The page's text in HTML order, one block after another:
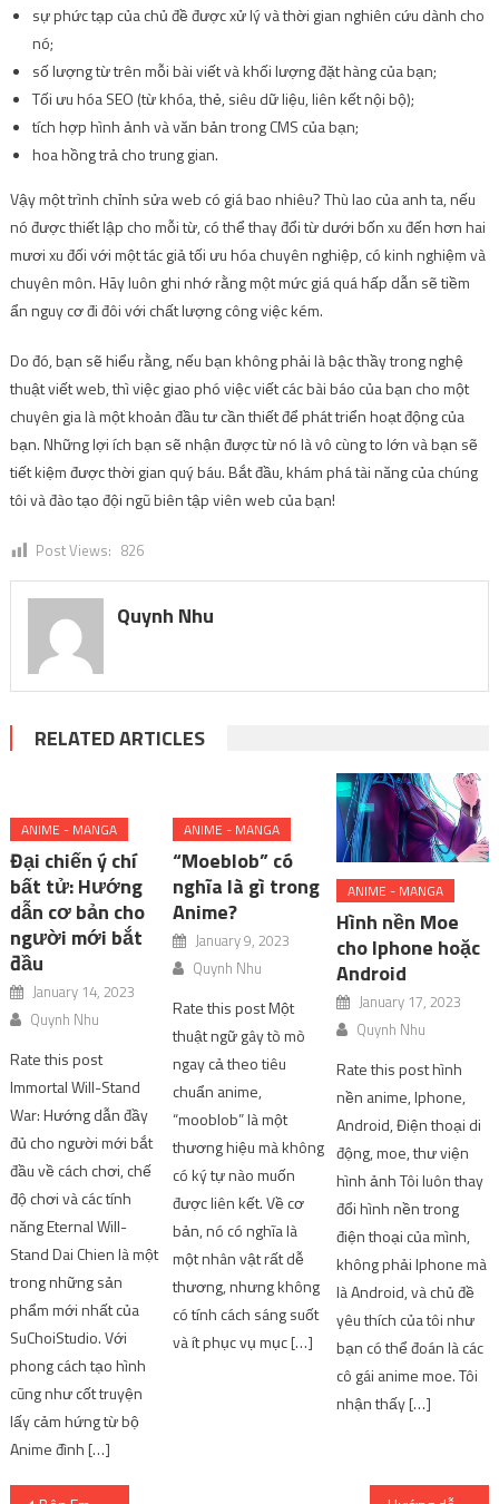
sự phức tạp của chủ đề được xử lý và thời gian nghiên cứu dành cho
nó;
số lượng từ trên mỗi bài viết và khối lượng đặt hàng của bạn;
Tối ưu hóa SEO (từ khóa, thẻ, siêu dữ liệu, liên kết nội bộ);
tích hợp hình ảnh và văn bản trong CMS của bạn;
hoa hồng trả cho trung gian.
Vậy một trình chỉnh sửa web có giá bao nhiêu? Thù lao của anh ta, nếu
nó được thiết lập cho mỗi từ, có thể thay đổi từ dưới bốn xu đến hơn hai
mươi xu đối với một tác giả tối ưu hóa chuyên nghiệp, có kinh nghiệm và
chuyên môn. Hãy luôn ghi nhớ rằng một mức giá quá hấp dẫn sẽ tiềm
ẩn nguy cơ đi đôi với chất lượng công việc kém.
Do đó, bạn sẽ hiểu rằng, nếu bạn không phải là bậc thầy trong nghệ
thuật viết web, thì việc giao phó việc viết các bài báo của bạn cho một
chuyên gia là một khoản đầu tư cần thiết để phát triển hoạt động của
bạn. Những lợi ích bạn sẽ nhận được từ nó là vô cùng to lớn và bạn sẽ
tiết kiệm được thời gian quý báu. Bắt đầu, khám phá tài năng của chúng
tôi và đào tạo đội ngũ biên tập viên web của bạn!
Post Views: 826
Quynh Nhu
RELATED ARTICLES
ANIME - MANGA
Đại chiến ý chí
bất tử: Hướng
dẫn cơ bản cho
người mới bắt
đầu
January 14, 2023
Quynh Nhu
Rate this post
Immortal Will-Stand
War: Hướng dẫn đầy
đủ cho người mới bắt
đầu về cách chơi, chế
độ chơi và các tính
năng Eternal Will-
Stand Dai Chien là một
trong những sản
phẩm mới nhất của
SuChoiStudio. Với
phong cách tạo hình
cũng như cốt truyện
lấy cảm hứng từ bộ
Anime đình […]
ANIME - MANGA
“Moeblob” có
nghĩa là gì trong
Anime?
January 9, 2023
Quynh Nhu
Rate this post Một
thuật ngữ gây tò mò
ngay cả theo tiêu
chuẩn anime,
“mooblob” là một
thương hiệu mà không
có ký tự nào muốn
được liên kết. Về cơ
bản, nó có nghĩa là
một nhân vật rất dễ
thương, nhưng không
có tính cách sáng suốt
và ít phục vụ mục […]
ANIME - MANGA
Hình nền Moe
cho Iphone hoặc
Android
January 17, 2023
Quynh Nhu
Rate this post hình
nền anime, Iphone,
Android, Điện thoại di
động, moe, thư viện
hình ảnh Tôi luôn thay
đổi hình nền trong
điện thoại của mình,
không phải Iphone mà
là Android, và chủ đề
yêu thích của tôi như
bạn có thể đoán là các
cô gái anime moe. Tôi
nhận thấy […]